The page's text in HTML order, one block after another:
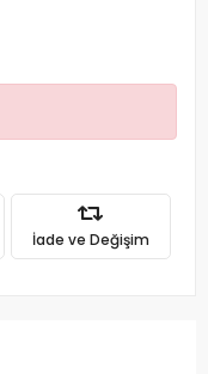
İade ve Değişim